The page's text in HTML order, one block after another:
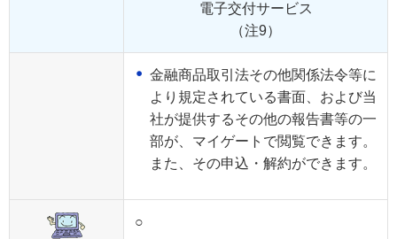
電子交付サービス
（注9）
金融商品取引法その他関係法令等に
より規定されている書面、および当
社が提供するその他の報告書等の一
部が、マイゲートで閲覧できます。
また、その申込・解約ができます。
○